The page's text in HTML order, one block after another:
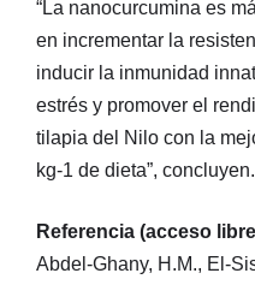
“La nanocurcumina es
en incrementar la
inducir la inmunidad
estrés y promover el
tilapia del Nilo con la
kg-1 de dieta”, concluyen.
Referencia (acceso
Abdel-Ghany, H.M., El-